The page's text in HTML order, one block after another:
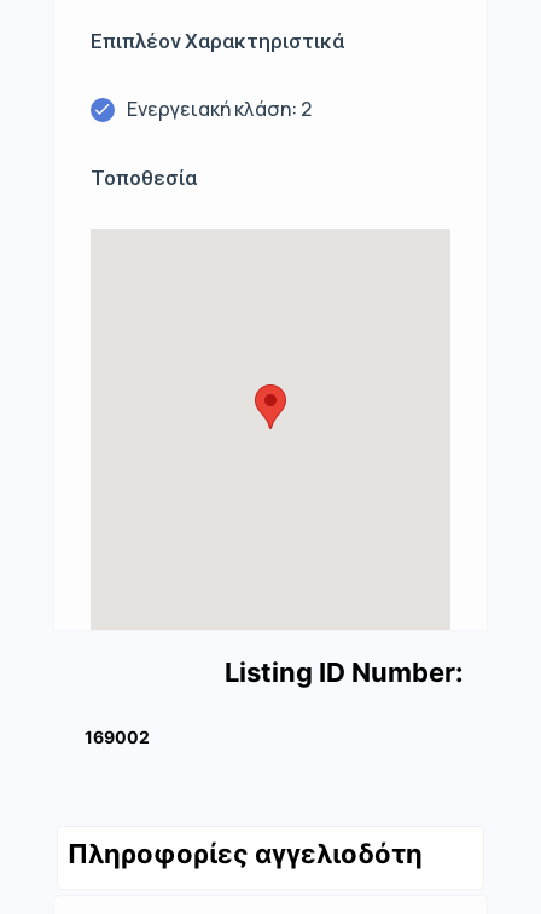
Επιπλέον Χαρακτηριστικά
Ενεργειακή κλάση: 2
Τοποθεσία
Listing ID Number:
169002
Πληροφορίες αγγελιοδότη